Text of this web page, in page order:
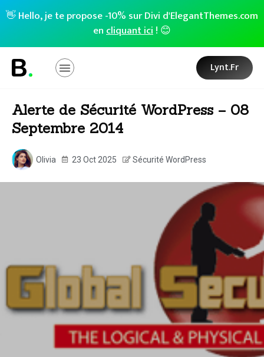
👋 Hello, je te propose -10% sur Divi d'ElegantThemes.com
encliquant ici! 😊
Lynt.fr
Alerte de Sécurité WordPress – 08
Septembre 2014
Olivia 23 Oct 2025 Sécurité WordPress